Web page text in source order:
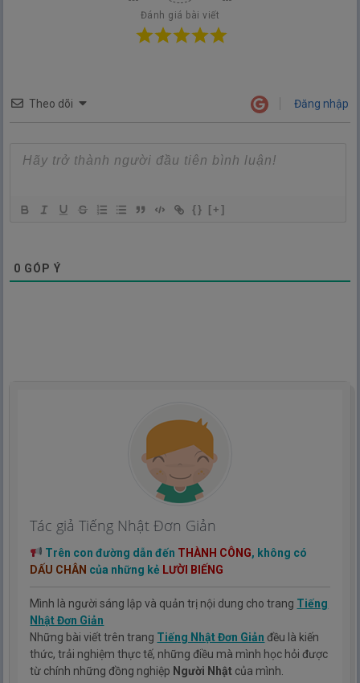
Đánh giá bài viết
Theo dõi Đăng nhập
{} [+]
0 GÓP Ý
Tác giả Tiếng Nhật Đơn Giản
Trên con đường dẫn đến THÀNH CÔNG, không có
DẤU CHÂN của những kẻ LƯỜI BIẾNG
Mình là người sáng lập và quản trị nội dung cho trang Tiếng
Nhật Đơn Giản
Những bài viết trên trang Tiếng Nhật Đơn Giản đều là kiến
thức, trải nghiệm thực tế, những điều mà mình học hỏi được
từ chính những đồng nghiệp Người Nhật của mình.